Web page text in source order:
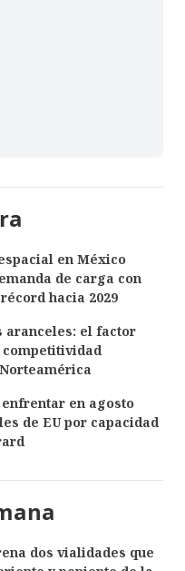
en México
de carga con
hacia 2029
aranceles: el factor
en agosto
de EU por capacidad
dos vialidades que